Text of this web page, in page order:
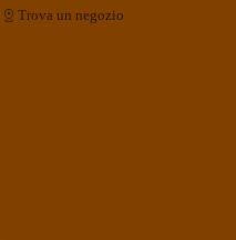
Trova un negozio